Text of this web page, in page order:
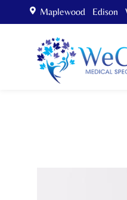
Maplewood Edison